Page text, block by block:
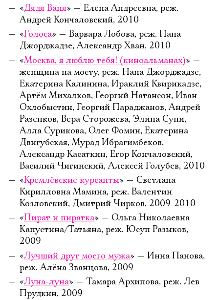
«Дядя Ваня» — Елена Андреевна, реж.
Андрей Кончаловский, 2010
«Голоса» — Варвара Лобова, реж. Нана
Джорджадзе, Александр Хван, 2010
«Москва, я люблю тебя! (киноальманах)» —
женщина на мосту, реж. Нана Джорджадзе,
Екатерина Калинина, Ираклий Квирикадзе,
Артём Михалков, Георгий Натансон, Иван
Охлобыстин, Георгий Параджанов, Андрей
Разенков, Вера Сторожева, Элина Суни,
Алла Сурикова, Олег Фомин, Екатерина
Двигубская, Мурад Ибрагимбеков,
Александр Касаткин, Егор Кончаловский,
Василий Чигинский, Алексей Голубев, 2010
«Кремлёвские курсанты» — Светлана
Кирилловна Мамина, реж. Валентин
Козловский, Дмитрий Чирков, 2009-2010
«Пират и пиратка» — Ольга Николаевна
Капустина/Татьяна, реж. Юсуп Разыков,
2009
«Лучший друг моего мужа» — Инна Панова,
реж. Алёна Званцова, 2009
«Луна-луна» — Тамара Архипова, реж. Лев
Прудкин, 2009